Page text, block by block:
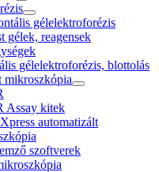
gélelektroforézis
gélek, reagensek
gélelektroforézis, blottolás
mikroszkópia
Assay kitek
automatizált
szoftverek